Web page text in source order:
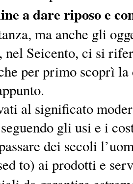
a dare riposo e
ma anche gli
nel Seicento, ci si
per primo scoprì
al significato
gli usi e i
dei secoli
to) ai prodotti e